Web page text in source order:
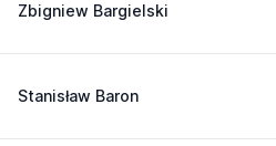
Zbigniew Bargielski
Stanisław Baron